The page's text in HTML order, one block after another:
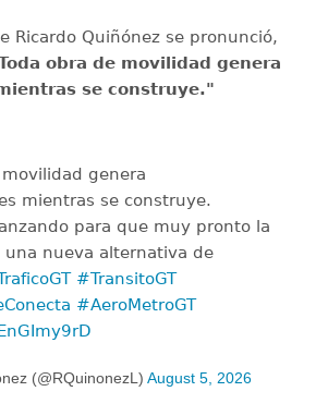
Ricardo Quiñónez se pronunció,
obra de movilidad genera
se construye."
genera
mientras se construye.
para que muy pronto la
una nueva alternativa de
#TransitoGT
#AeroMetroGT
(@RQuinonezL) August 5, 2026